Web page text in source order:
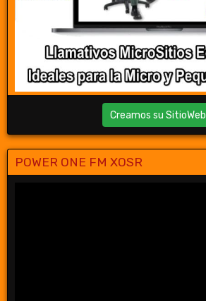
Creamos su SitioWeb
POWER ONE FM XOSR